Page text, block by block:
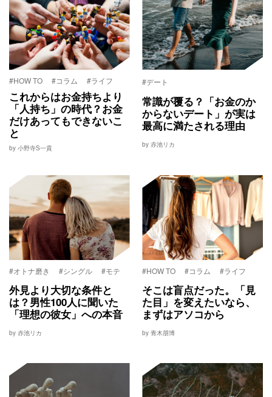
#HOW TO #コラム #ライフ
これからはお金持ちより
「人持ち」の時代？お金
だけあってもできないこ
と
by 小野寺S一貴
#デート
常識が覆る？「お金のか
からないデート」が実は
最高に満たされる理由
by 赤池リカ
#オトナ磨き #シングル #モテ
外見より大切な条件と
は？男性100人に聞いた
「理想の彼女」への本音
by 赤池リカ
#HOW TO #コラム #ライフ
そこは盲点だった。「見
た目」を変えたいなら、
まずはアソコから
by 青木朋博